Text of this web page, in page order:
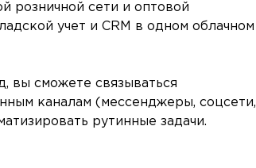
розничной сети и оптовой
учет и CRM в одном облачном
вы сможете связываться
каналам (мессенджеры, соцсети,
рутинные задачи.